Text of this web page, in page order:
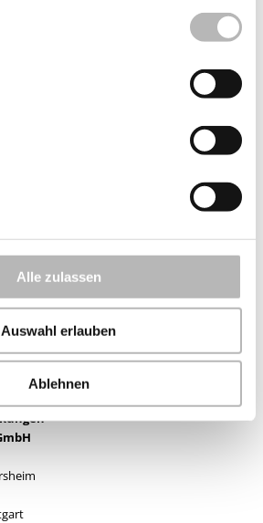
Alle zulassen
Auswahl erlauben
Ablehnen
in Deutschland und dem
– RenoKIT
Revision